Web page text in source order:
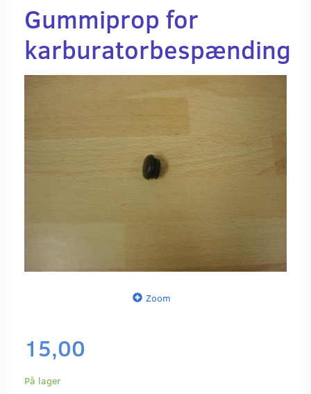
Gummiprop for
karburatorbespænding
Zoom
15,00
På lager